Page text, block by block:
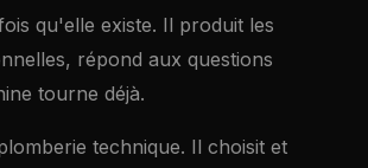
qu'elle existe. Il produit les
répond aux questions
tourne déjà.
technique. Il choisit et